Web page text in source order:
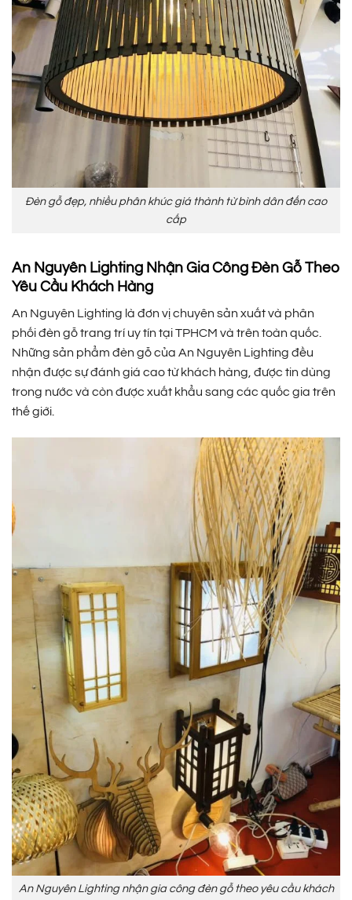
Đèn gỗ đẹp, nhiều phân khúc giá thành từ bình dân đến cao
cấp
An Nguyên Lighting Nhận Gia Công Đèn Gỗ Theo
Yêu Cầu Khách Hàng
An Nguyên Lighting là đơn vị chuyên sản xuất và phân
phối đèn gỗ trang trí uy tín tại TPHCM và trên toàn quốc.
Những sản phẩm đèn gỗ của An Nguyên Lighting đều
nhận được sự đánh giá cao từ khách hàng, được tin dùng
trong nước và còn được xuất khẩu sang các quốc gia trên
thế giới.
An Nguyên Lighting nhận gia công đèn gỗ theo yêu cầu khách